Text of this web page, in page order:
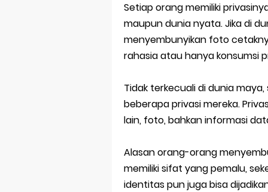
Simpan
Aplikasi
Siap Video
Setiap orang memiliki
maupun dunia nyata. Jika di
menyembunyikan foto
rahasia atau hanya konsumsi
Tidak terkecuali di dunia
beberapa privasi mereka.
lain, foto, bahkan informasi
Alasan orang-orang
memiliki sifat yang pemalu,
identitas pun juga bisa